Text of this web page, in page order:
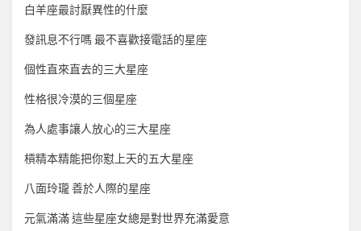
白羊座最討厭異性的什麼
發訊息不行嗎 最不喜歡接電話的星座
個性直來直去的三大星座
性格很冷漠的三個星座
為人處事讓人放心的三大星座
槓精本精能把你懟上天的五大星座
八面玲瓏 善於人際的星座
元氣滿滿 這些星座女總是對世界充滿愛意